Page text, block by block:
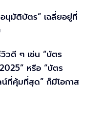
นุมัติบัตร” เฉลี่ยอยู่ที่
วดี ๆ เช่น “บัตร
หรือ “บัตร
ที่คุ้มที่สุด” ก็มีโอกาส